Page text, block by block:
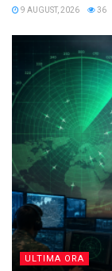
9 AUGUST, 2026 36
ULTIMA ORA